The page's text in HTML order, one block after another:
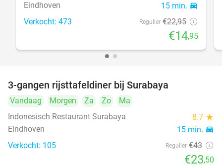
Eindhoven 15 min. directions_car
Verkocht: 473 Regulier €22,95
€14,95
3-gangen rijsttafeldiner bij Surabaya
Vandaag Morgen Za Zo
Ma
Indonesisch Restaurant Surabaya
8.7 star
Eindhoven 15 min. directions_car
Verkocht: 105 Regulier €43
€23,50